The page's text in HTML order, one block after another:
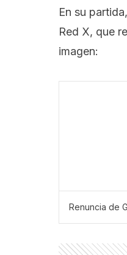
En su
Red X, que
imagen:
Renuncia de